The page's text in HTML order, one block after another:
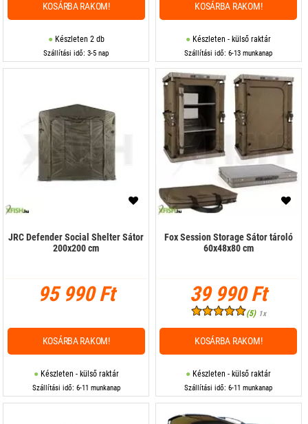
Készleten 2 db
Szállítási idő: 3-5 nap
KOSÁRBA RAKOM!
Készleten - külső raktár
Szállítási idő: 6-13 munkanap
KOSÁRBA RAKOM!
JRC Defender Social Shelter Sátor
200x200 cm
95 990 Ft
Készleten - külső raktár
Szállítási idő: 6-11 munkanap
KOSÁRBA RAKOM!
Fox Session Storage Sátor tároló
60x48x80 cm
39 990 Ft
(5) 1x
Készleten - külső raktár
Szállítási idő: 6-11 munkanap
KOSÁRBA RAKOM!